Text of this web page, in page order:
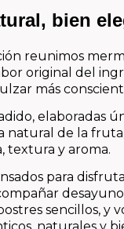
bien
reunimos
original del
más
elaboradas
natural de la
textura y aroma.
para
sencillos, y
naturales y